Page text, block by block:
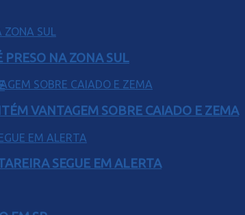
PRESO NA ZONA SUL
VANTAGEM SOBRE CAIADO E ZEMA
SEGUE EM ALERTA